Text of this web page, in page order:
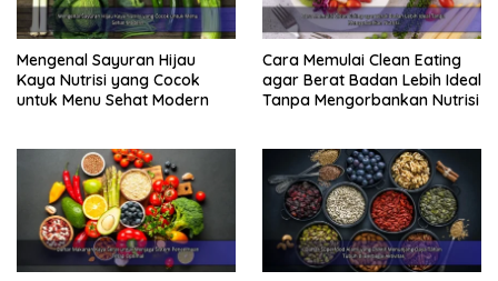
Mengenal Sayuran Hijau
Kaya Nutrisi yang Cocok
untuk Menu Sehat Modern
Cara Memulai Clean Eating
agar Berat Badan Lebih Ideal
Tanpa Mengorbankan Nutrisi